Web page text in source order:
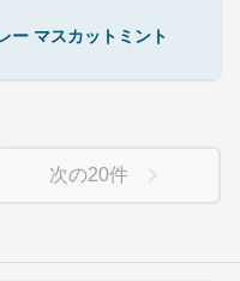
ー マスカットミント
次の20件